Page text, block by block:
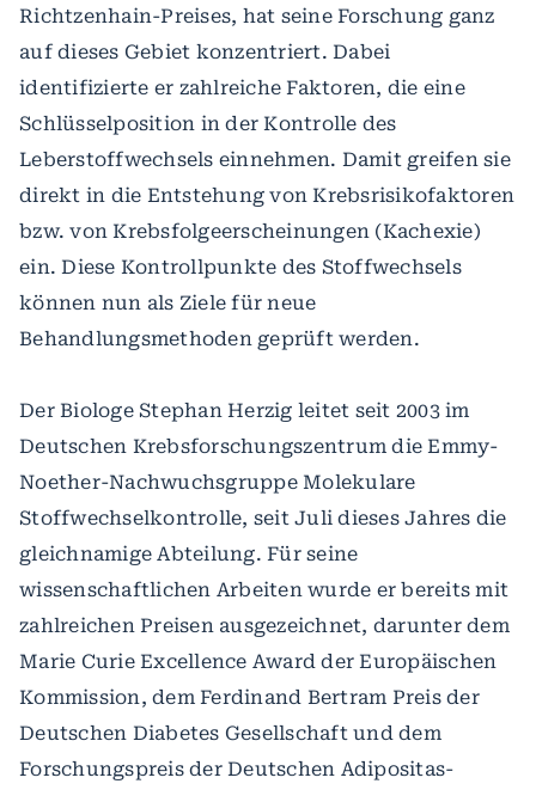
Richtzenhain-Preises, hat seine Forschung ganz
auf dieses Gebiet konzentriert. Dabei
identifizierte er zahlreiche Faktoren, die eine
Schlüsselposition in der Kontrolle des
Leberstoffwechsels einnehmen. Damit greifen sie
direkt in die Entstehung von Krebsrisikofaktoren
bzw. von Krebsfolgeerscheinungen (Kachexie)
ein. Diese Kontrollpunkte des Stoffwechsels
können nun als Ziele für neue
Behandlungsmethoden geprüft werden.
Der Biologe Stephan Herzig leitet seit 2003 im
Deutschen Krebsforschungszentrum die Emmy-
Noether-Nachwuchsgruppe Molekulare
Stoffwechselkontrolle, seit Juli dieses Jahres die
gleichnamige Abteilung. Für seine
wissenschaftlichen Arbeiten wurde er bereits mit
zahlreichen Preisen ausgezeichnet, darunter dem
Marie Curie Excellence Award der Europäischen
Kommission, dem Ferdinand Bertram Preis der
Deutschen Diabetes Gesellschaft und dem
Forschungspreis der Deutschen Adipositas-